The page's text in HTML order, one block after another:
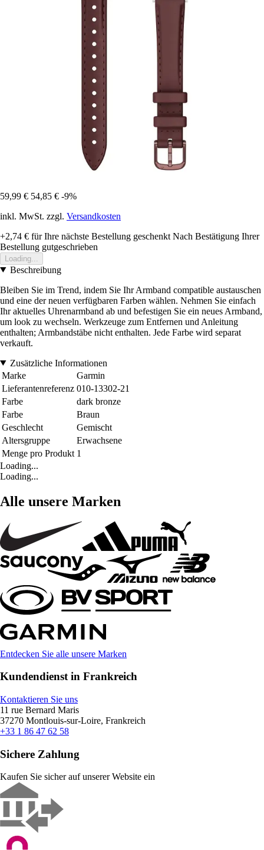
59,99 € 54,85 € -9%
inkl. MwSt. zzgl. Versandkosten
+2,74 € für Ihre nächste Bestellung geschenkt Nach Bestätigung Ihrer
Bestellung gutgeschrieben
Loading...
Beschreibung
Bleiben Sie im Trend, indem Sie Ihr Armband compatible austauschen
und eine der neuen verfügbaren Farben wählen. Nehmen Sie einfach
Ihr aktuelles Uhrenarmband ab und befestigen Sie ein neues Armband,
um look zu wechseln. Werkzeuge zum Entfernen und Anleitung
enthalten; Armbandstäbe nicht enthalten. Jede Farbe wird separat
verkauft.
Zusätzliche Informationen
Marke
Garmin
Lieferantenreferenz 010-13302-21
Farbe
dark bronze
Farbe
Braun
Geschlecht
Gemischt
Altersgruppe
Erwachsene
Menge pro Produkt 1
Loading...
Loading...
Alle unsere Marken
Entdecken Sie alle unsere Marken
Kundendienst in Frankreich
Kontaktieren Sie uns
11 rue Bernard Maris
37270 Montlouis-sur-Loire, Frankreich
+33 1 86 47 62 58
Sichere Zahlung
Kaufen Sie sicher auf unserer Website ein